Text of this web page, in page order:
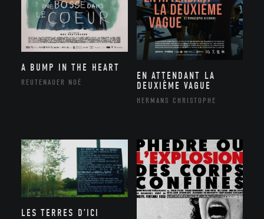
A BUMP IN THE HEART
REUTENAUER NOÉ
EN ATTENDANT LA
DEUXIÈME VAGUE
HERMANS CHRISTOPHE
LES TERRES D’ICI